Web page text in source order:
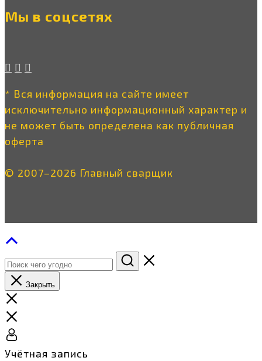
Мы в соцсетях
* Вся информация на сайте имеет
исключительно информационный характер и
не может быть определена как публичная
оферта
© 2007–2026 Главный сварщик
Закрыть
Учётная запись